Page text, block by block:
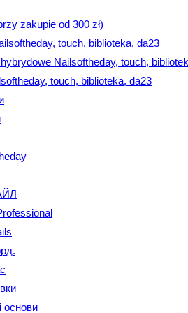
zakupie od 300 zł)
touch, biblioteka, da23
Nailsoftheday, touch,
touch, biblioteka, da23
основи